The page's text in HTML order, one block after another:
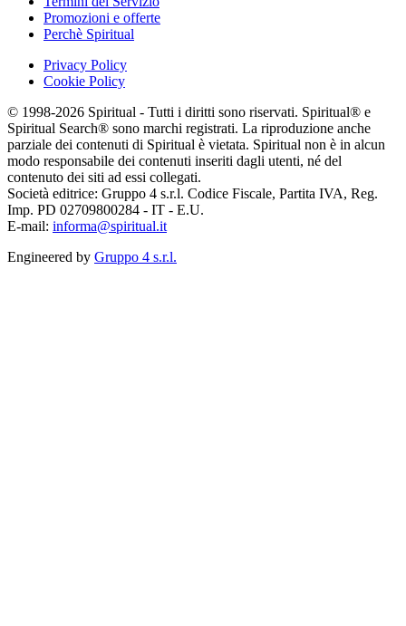
Promozioni e offerte
Perchè Spiritual
Privacy Policy
Cookie Policy
© 1998-2026 Spiritual - Tutti i diritti sono riservati. Spiritual® e
Spiritual Search® sono marchi registrati. La riproduzione anche
parziale dei contenuti di Spiritual è vietata. Spiritual non è in alcun
modo responsabile dei contenuti inseriti dagli utenti, né del
contenuto dei siti ad essi collegati.
Società editrice: Gruppo 4 s.r.l. Codice Fiscale, Partita IVA, Reg.
Imp. PD 02709800284 - IT - E.U.
E-mail: informa@spiritual.it
Engineered by Gruppo 4 s.r.l.